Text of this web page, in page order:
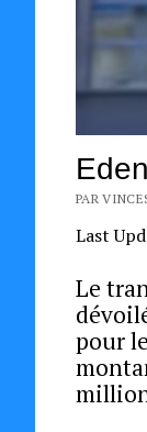
PAR
Last
Le
pour